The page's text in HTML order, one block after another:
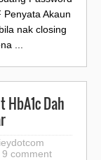
Penyata Akaun
nak closing
...
HbA1c Dah
9 comment